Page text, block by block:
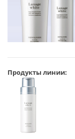
Продукты линии: